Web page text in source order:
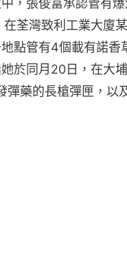
在荃灣致利工業大廈
點管有4個載有諾
於同月20日，在大
彈藥的長槍彈匣，以